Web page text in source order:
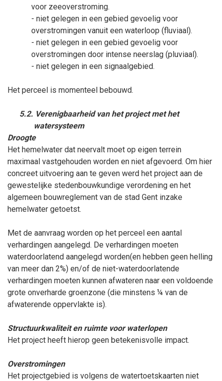
voor zeeoverstroming.
- niet gelegen in een gebied gevoelig voor
overstromingen vanuit een waterloop (fluviaal).
- niet gelegen in een gebied gevoelig voor
overstromingen door intense neerslag (pluviaal).
- niet gelegen in een signaalgebied.
Het perceel is momenteel bebouwd.
5.2. Verenigbaarheid van het project met het
watersysteem
Droogte
Het hemelwater dat neervalt moet op eigen terrein
maximaal vastgehouden worden en niet afgevoerd. Om hier
concreet uitvoering aan te geven werd het project aan de
gewestelijke stedenbouwkundige verordening en het
algemeen bouwreglement van de stad Gent inzake
hemelwater getoetst.
Met de aanvraag worden op het perceel een aantal
verhardingen aangelegd. De verhardingen moeten
waterdoorlatend aangelegd worden(en hebben geen helling
van meer dan 2%) en/of de niet-waterdoorlatende
verhardingen moeten kunnen afwateren naar een voldoende
grote onverharde groenzone (die minstens ¼ van de
afwaterende oppervlakte is).
Structuurkwaliteit en ruimte voor waterlopen
Het project heeft hierop geen betekenisvolle impact.
Overstromingen
Het projectgebied is volgens de watertoetskaarten niet